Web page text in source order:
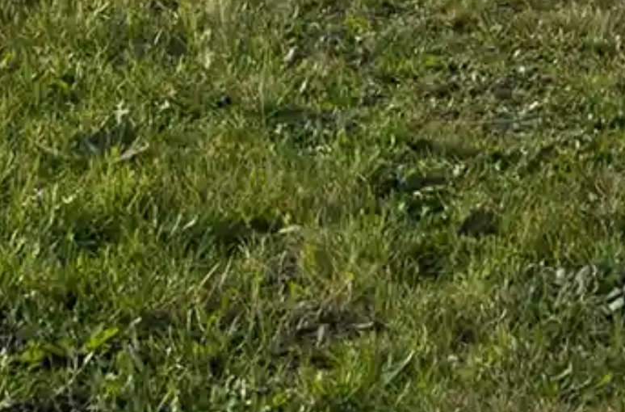
INSTRUMENTE
Trompeten
Kornette
Flügelhörner
Posaunen
Tenorhörner/Baritone
Tuben
GESCHICHTE
Geschichte
KÜNSTLER
Künstler
Tester
SERVICE
Registrieren
Instrument
Pflege Ihres